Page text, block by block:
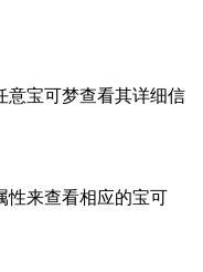
意宝可梦查看其详细信
性来查看相应的宝可